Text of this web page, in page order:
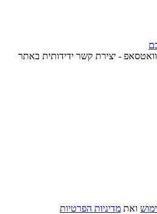
ואת מדיניות הפרטיות